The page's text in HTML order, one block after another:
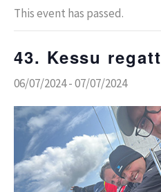
This event has passed.
43. Kessu regatt
06/07/2024-07/07/2024